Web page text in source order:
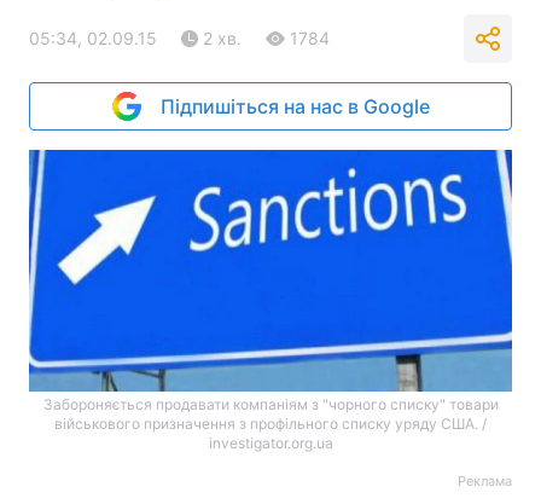
05:34, 02.09.15 2 хв. 1784
Підпишіться на нас в Google
Забороняється продавати компаніям з "чорного списку" товари
військового призначення з профільного списку уряду США. /
investigator.org.ua
Реклама